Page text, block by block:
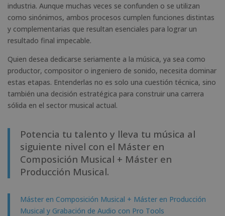
industria. Aunque muchas veces se confunden o se utilizan
como sinónimos, ambos procesos cumplen funciones distintas
y complementarias que resultan esenciales para lograr un
resultado final impecable.
Quien desea dedicarse seriamente a la música, ya sea como
productor, compositor o ingeniero de sonido, necesita dominar
estas etapas. Entenderlas no es solo una cuestión técnica, sino
también una decisión estratégica para construir una carrera
sólida en el sector musical actual.
Potencia tu talento y lleva tu música al
siguiente nivel con el Máster en
Composición Musical + Máster en
Producción Musical.
Máster en Composición Musical + Máster en Producción
Musical y Grabación de Audio con Pro Tools